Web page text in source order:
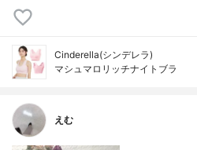
Cinderella(シンデレラ)
マシュマロリッチナイトブラ
えむ